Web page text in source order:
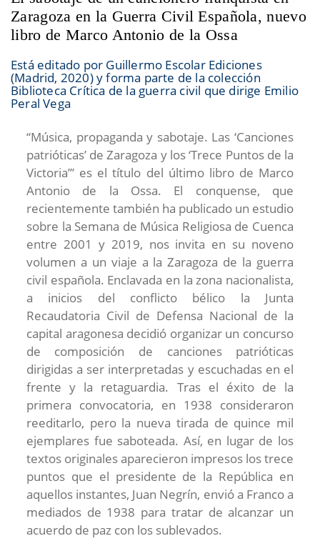
Zaragoza en la Guerra Civil Española, nuevo
libro de Marco Antonio de la Ossa
Está editado por Guillermo Escolar Ediciones
(Madrid, 2020) y forma parte de la colección
Biblioteca Crítica de la guerra civil que dirige Emilio
Peral Vega
“Música, propaganda y sabotaje. Las ‘Canciones
patrióticas’ de Zaragoza y los ‘Trece Puntos de la
Victoria’” es el título del último libro de Marco
Antonio de la Ossa. El conquense, que
recientemente también ha publicado un estudio
sobre la Semana de Música Religiosa de Cuenca
entre 2001 y 2019, nos invita en su noveno
volumen a un viaje a la Zaragoza de la guerra
civil española. Enclavada en la zona nacionalista,
a inicios del conflicto bélico la Junta
Recaudatoria Civil de Defensa Nacional de la
capital aragonesa decidió organizar un concurso
de composición de canciones patrióticas
dirigidas a ser interpretadas y escuchadas en el
frente y la retaguardia. Tras el éxito de la
primera convocatoria, en 1938 consideraron
reeditarlo, pero la nueva tirada de quince mil
ejemplares fue saboteada. Así, en lugar de los
textos originales aparecieron impresos los trece
puntos que el presidente de la República en
aquellos instantes, Juan Negrín, envió a Franco a
mediados de 1938 para tratar de alcanzar un
acuerdo de paz con los sublevados.